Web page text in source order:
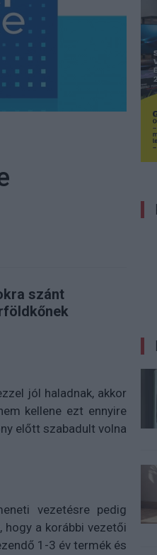
szánt
jól haladnak, akkor
kellene ezt ennyire
előtt szabadult volna
vezetésre pedig
hogy a korábbi vezetői
1-3 év termék és